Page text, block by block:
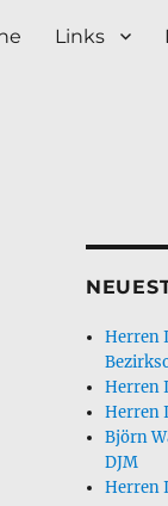
Links
Herren
Herren
Herren
Björn
DJM
Herren